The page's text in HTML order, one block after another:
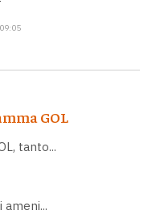
GOL
tanto...